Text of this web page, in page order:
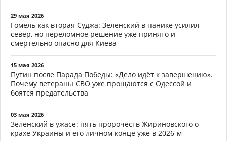
29 мая 2026
Гомель как вторая Суджа: Зеленский в панике усилил
север, но переломное решение уже принято и
смертельно опасно для Киева
15 мая 2026
Путин после Парада Победы: «Дело идёт к завершению».
Почему ветераны СВО уже прощаются с Одессой и
боятся предательства
03 мая 2026
Зеленский в ужасе: пять пророчеств Жириновского о
крахе Украины и его личном конце уже в 2026-м